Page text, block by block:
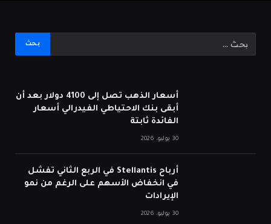
أسعار الذهب تصل إلى 4100 دولار بعد أن
أبقى بنك الاحتياطي الفيدرالي أسعار
الفائدة ثابتة
30 يوليو، 2026
أرباح Stellantis في الربع الثاني تفشل
في انخفاض الأسهم على الرغم من نمو
الإيرادات
30 يوليو، 2026